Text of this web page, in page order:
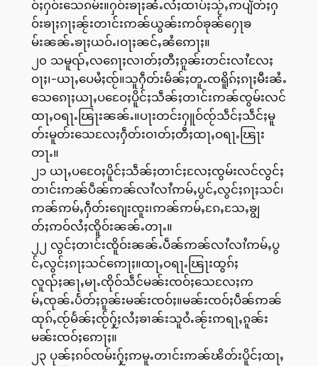
ဝ်ႈႁဝ်းသေၵမ်း။ႁဝ်းၶႃႈၼႆႉလႆႈထၢပ်ႈသႂ်ႇဢပျႅတ်ႈႁ
ဝ်းၶႃႈၵႃႈၼႂ်းတၢင်းဢၼ်ယွၼ်းဢဝ်ၶုၼ်ႁေႃၶ
မ်းၼၼ်ႉၶႃႈယဝ်ႉ၊ဝႃႈၼင်ႇၼႆဢေႃႈ။
၂၀ သမူၺ်ႇလၵေႃႈလၢတ်ႈတီႈၵူၼ်းတင်းလၢႆလႄႈ
ဝႃႈ၊-ယႃႇပေမႆႈၸႂ်။သူႁဵတ်းမႅၼ်ႈတူႉၸရိူၵ်ႈၵႃႈမီးၼႆႉ
သေၵေႃႈယႃႇပဝေႄႈပိူင်ႈသဵၼ်ႈတၢင်းဢၼ်ၸွမ်းလင်
ထႃႇဝရႃႉၽြႃးၼၼ်ႉ။ပႃးတင်းႁူဝ်ၸႂ်သဵင်ႈသဵင်ႈမူ
တ်းမူတ်းသေလႄႈႁဵတ်းဝၢတ်ႈတီႈထႃႇဝရႃႉၽြႃး
တႃႉ။
၂၁ ယႃႇပဝေႄႈပိူင်ႈသဵၼ်ႈတၢင်ႈလႄႈၸွမ်းလင်လွင်ႈ
တၢင်းဢၼ်ပဵၼ်ဢၼ်လၢႆလၢႆဢမ်ႇပွင်ႇလွင်ႈၵႃႈသင်၊
ဢၼ်ဢမ်ႇႁဵတ်းၵျေးၸူး၊ဢၼ်ဢမ်ႇၵႄႇသႄႇၶျွ
တ်ႈဢဝ်လႆႈၸိူဝ်းၼၼ်ႉတႃႉ။
၂၂ လွင်ႈတၢင်းၸိူဝ်းၼၼ်ႉပဵၼ်ဢၼ်လၢႆလၢႆဢမ်ႇပွ
င်ႇလွင်ႈၵႃႈသင်ဢေႃႈ။ထႃႇဝရႃႉၽြႃးထွၵ်ႈ
လူၺ်ႈၼႃႇမႃႉၸိုဝ်သဵင်မၼ်းၸဝ်ႈသေလႄႈဢ
မ်ႇၸုၼ်ႉပႅတ်ႈၵူၼ်းမၼ်းၸဝ်ႈ။မၼ်းၸဝ်ႈပဵၼ်ဢၼ်
ထုၵ်ႇၸႂ်မႅၼ်ႈၸႂ်ႁႂ်ႈလႆႈၶၢၼ်းသူဝႆႉၼႂ်းဢရႃႇၵူၼ်း
မၼ်းၸဝ်ႈဢေႃႈ။
၂၃ ပုၼ်ႈၵဝ်ၸမ်းႁႂ်ႈဢမူႉတၢင်းဢၼ်ၽိတ်းပိူင်ႈထႃႇ